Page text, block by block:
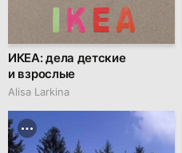
ИКЕА: дела детские
и взрослые
Alisa Larkina